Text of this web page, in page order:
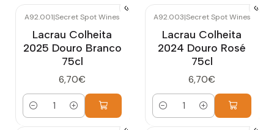
A92.001|Secret Spot Wines
Lacrau Colheita
2025 Douro Branco
75cl
6,70€
Quantidade
A92.003|Secret Spot Wines
Lacrau Colheita
2024 Douro Rosé
75cl
6,70€
Quantidade